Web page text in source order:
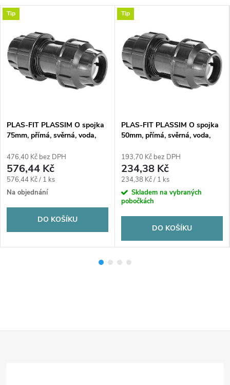
Tip
PLAS-FIT PLASSIM O spojka
75mm, přímá, svěrná, voda,
476,40 Kč bez DPH
576,44 Kč
Měrná
cena:
576,44 Kč / 1 ks
Na objednání
DO KOŠÍKU
Tip
PLAS-FIT PLASSIM O spojka
50mm, přímá, svěrná, voda,
193,70 Kč bez DPH
234,38 Kč
Měrná
cena:
234,38 Kč / 1 ks
Skladem na vybraných
pobočkách
DO KOŠÍKU